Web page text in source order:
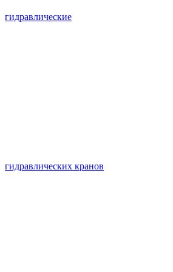
гидравлические
гидравлических кранов